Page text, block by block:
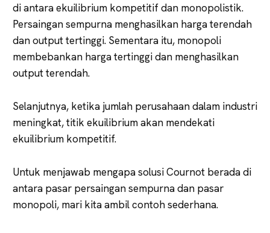
di antara ekuilibrium kompetitif dan monopolistik.
Persaingan sempurna menghasilkan harga terendah
dan output tertinggi. Sementara itu, monopoli
membebankan harga tertinggi dan menghasilkan
output terendah.
Selanjutnya, ketika jumlah perusahaan dalam industri
meningkat, titik ekuilibrium akan mendekati
ekuilibrium kompetitif.
Untuk menjawab mengapa solusi Cournot berada di
antara pasar persaingan sempurna dan pasar
monopoli, mari kita ambil contoh sederhana.